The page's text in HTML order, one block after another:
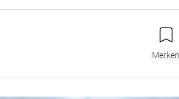
Merken